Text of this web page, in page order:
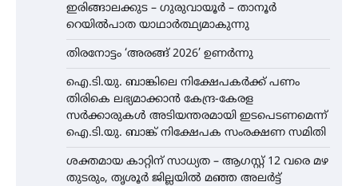
ഇരിങ്ങാലക്കുട – ഗുരുവായൂർ – താനൂർ
റെയിൽപാത യാഥാർത്ഥ്യമാകുന്നു
തിരനോട്ടം ‘അരങ്ങ് 2026’ ഉണർന്നു
ഐ.ടി.യു. ബാങ്കിലെ നിക്ഷേപകർക്ക് പണം
തിരികെ ലഭ്യമാക്കാൻ കേന്ദ്ര-കേരള
സർക്കാരുകൾ അടിയന്തരമായി ഇടപെടണമെന്ന്
ഐ.ടി.യു. ബാങ്ക് നിക്ഷേപക സംരക്ഷണ സമിതി
ശക്തമായ കാറ്റിന് സാധ്യത – ആഗസ്റ്റ് 12 വരെ മഴ
തുടരും, തൃശൂർ ജില്ലയിൽ മഞ്ഞ അലർട്ട്